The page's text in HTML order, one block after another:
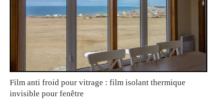
Film anti froid pour vitrage : film isolant thermique
invisible pour fenêtre